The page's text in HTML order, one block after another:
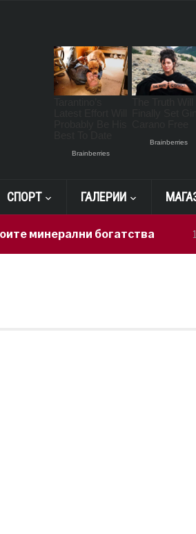
СПОРТ ГАЛЕРИИ
минерални богатства 1